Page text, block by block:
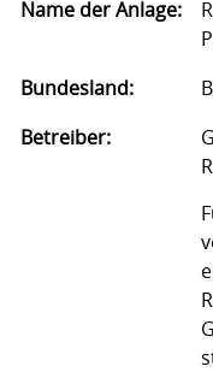
Name der Anlage:
Bundesland:
Betreiber: